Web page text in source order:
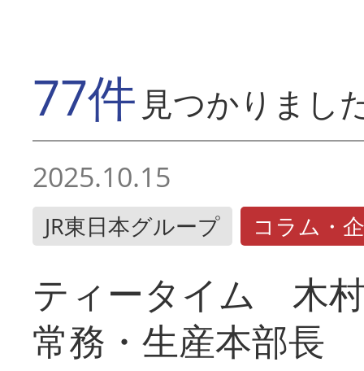
77件 見つかりまし
2025.10.15
JR東日本グループ コラム・
ティータイム 木
常務・生産本部長